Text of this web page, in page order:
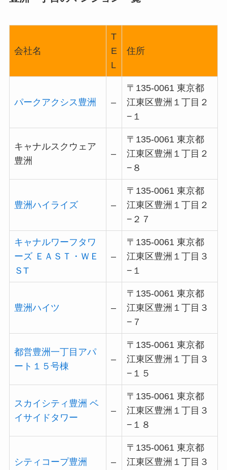
会社名
T
E
L
住所
パークアクシス豊洲 –
〒135-0061 東京都
江東区豊洲１丁目２
−１
キャナルスクウェア
豊洲
–
〒135-0061 東京都
江東区豊洲１丁目２
−８
豊洲ハイライズ –
〒135-0061 東京都
江東区豊洲１丁目２
−２７
キャナルワーフタワ
ーズ ＥＡＳＴ・ＷＥ
ＳT
–
〒135-0061 東京都
江東区豊洲１丁目３
−１
豊洲ハイツ –
〒135-0061 東京都
江東区豊洲１丁目３
−７
都営豊洲一丁目アパ
ート１５号棟
–
〒135-0061 東京都
江東区豊洲１丁目３
−１５
スカイシティ豊洲 ベ
イサイドタワー
–
〒135-0061 東京都
江東区豊洲１丁目３
−１８
シティコープ豊洲 –
〒135-0061 東京都
江東区豊洲１丁目３